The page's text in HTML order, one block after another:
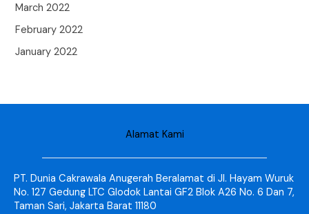
March 2022
February 2022
January 2022
Alamat Kami
PT. Dunia Cakrawala Anugerah Beralamat di Jl. Hayam Wuruk
No. 127 Gedung LTC Glodok Lantai GF2 Blok A26 No. 6 Dan 7,
Taman Sari, Jakarta Barat 11180